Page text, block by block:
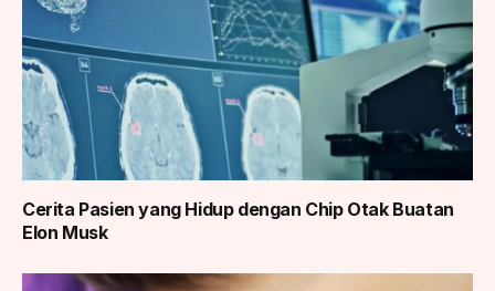
Cerita Pasien yang Hidup dengan Chip Otak Buatan
Elon Musk